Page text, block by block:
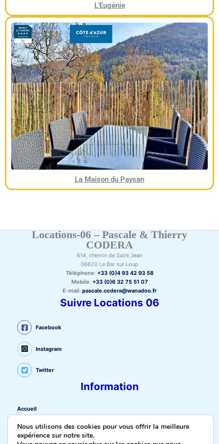
L'Eugénie
La Maison du Paysan
Locations-06 – Pascale & Thierry
CODERA
614, chemin de Saint Jean
06620 Le Bar sur Loup
Téléphone: +33 (0)4 93 42 93 58
Mobile: +33 (0)6 32 75 51 07
E-mail: pascale.codera@wanadoo.fr
Suivre Locations 06
Facebook
Instagram
Twitter
Information
Accueil
Mentions Légales
Politique de confidentialité
Nous utilisons des cookies pour vous offrir la meilleure
expérience sur notre site.